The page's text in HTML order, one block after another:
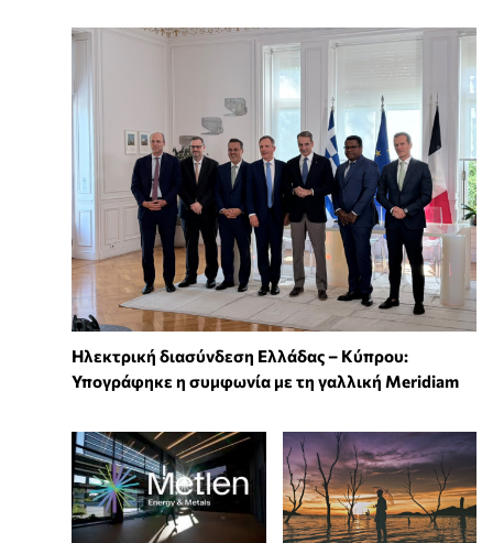
Ηλεκτρική διασύνδεση Ελλάδας – Κύπρου:
Υπογράφηκε η συμφωνία με τη γαλλική Meridiam